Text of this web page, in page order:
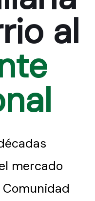
al
mercado